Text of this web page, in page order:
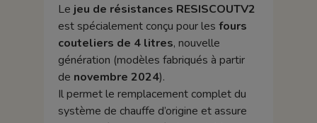
Le jeu de résistances RESISCOUTV2
est spécialement conçu pour les fours
couteliers de 4 litres, nouvelle
génération (modèles fabriqués à partir
de novembre 2024).
Il permet le remplacement complet du
système de chauffe d’origine et assure